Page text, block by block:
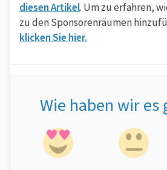
diesen Artikel. Um zu erfahren,
zu den Sponsorenräumen
klicken Sie hier.
Wie haben wir es